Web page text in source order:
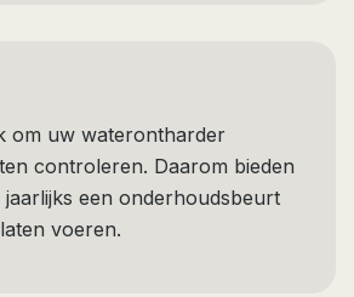
om uw waterontharder
controleren. Daarom bieden
een onderhoudsbeurt
voeren.